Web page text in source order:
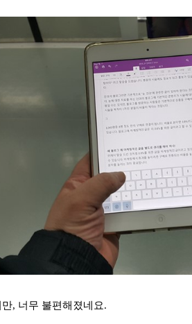
, 너무 불편해졌네요.